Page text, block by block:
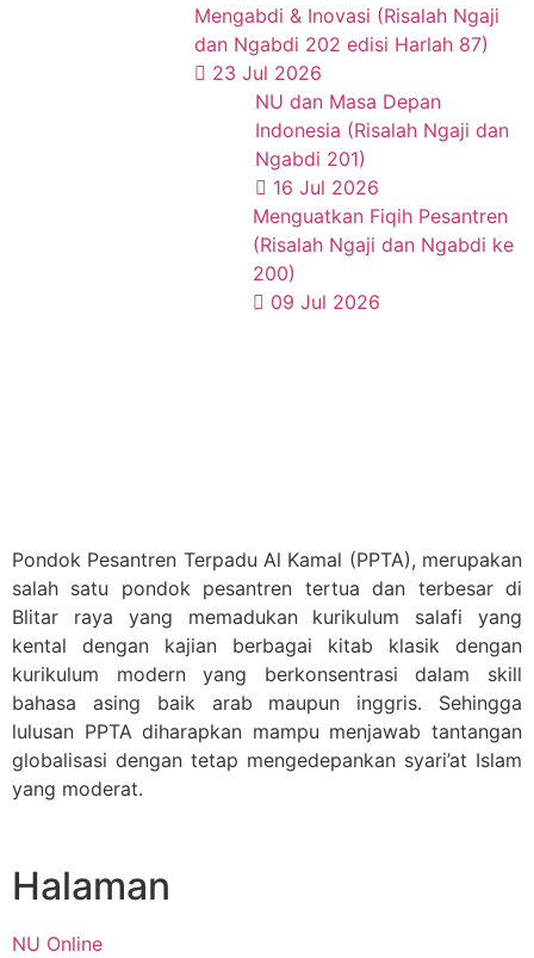
Mengabdi & Inovasi (Risalah Ngaji
dan Ngabdi 202 edisi Harlah 87)
23 Jul 2026
NU dan Masa Depan
Indonesia (Risalah Ngaji dan
Ngabdi 201)
16 Jul 2026
Menguatkan Fiqih Pesantren
(Risalah Ngaji dan Ngabdi ke
200)
09 Jul 2026
Pondok Pesantren Terpadu Al Kamal (PPTA), merupakan
salah satu pondok pesantren tertua dan terbesar di
Blitar raya yang memadukan kurikulum salafi yang
kental dengan kajian berbagai kitab klasik dengan
kurikulum modern yang berkonsentrasi dalam skill
bahasa asing baik arab maupun inggris. Sehingga
lulusan PPTA diharapkan mampu menjawab tantangan
globalisasi dengan tetap mengedepankan syari’at Islam
yang moderat.
Halaman
NU Online